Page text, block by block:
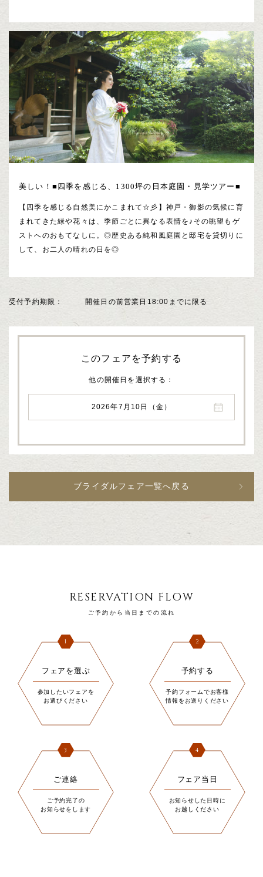
美しい！■四季を感じる、1300坪の日本庭園・見学ツアー■
【四季を感じる自然美にかこまれて☆彡】神戸・御影の気候に育
まれてきた緑や花々は、季節ごとに異なる表情を♪その眺望もゲ
ストへのおもてなしに。◎歴史ある純和風庭園と邸宅を貸切りに
して、お二人の晴れの日を◎
受付予約期限 開催日の前営業日18:00までに限る
このフェアを予約する
他の開催日を選択する
2026年7月10日（金）
ブライダルフェア一覧へ戻る
RESERVATION FLOW
ご予約から当日までの流れ
1
フェアを選ぶ
参加したいフェアを
お選びください
2
予約する
予約フォームでお客様
情報をお送りください
3
ご連絡
ご予約完了の
お知らせをします
4
フェア当日
お知らせした日時に
お越しください